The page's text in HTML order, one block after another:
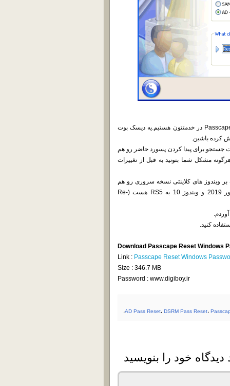
با نرم افزار بروز شده Reset Windows Password محصول شرکت Passcape در خدمتتون هستیم.یه دیسک بوت
جستجو برای پیدا کردن پسورد حاضر رو هم
مشکل شما بتونید به قبل از تغییرات
بر ویندوز های کلاینتی نسخه سروری رو هم
ریست میکنه.از مهم ترین تغییرات این نسخه پشتیبانی از ویندوز سرور 2019 و ویندوز 10 به RS5 هست (Re-
Download Passcape Reset Windows
Link : Passcape Reset Windows
Size : 346.7 MB
Password : www.digiboy.ir
AD Pass Reset، DSRM Pass Reset،
،